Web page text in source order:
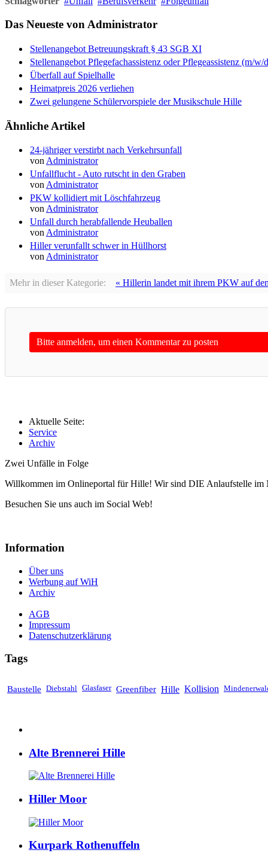
Das Neueste von Administrator
Stellenangebot Betreuungskraft § 43 SGB XI
Stellenangebot Pflegefachassistenz oder Pflegeassistenz (m/w/
Überfall auf Spielhalle
Heimatpreis 2026 verliehen
Zwei gelungene Schülervorspiele der Musikschule Hille
Ähnliche Artikel
24-jähriger verstirbt nach Verkehrsunfall
von Administrator
Unfallflucht - Auto rutscht in den Graben
von Administrator
PKW kollidiert mit Löschfahrzeug
von Administrator
Unfall durch herabfallende Heuballen
von Administrator
Hiller verunfallt schwer in Hüllhorst
von Administrator
Mehr in dieser Kategorie: « Hillerin landet mit ihrem PKW auf
Bitte anmelden, um einen Kommentar zu posten
Aktuelle Seite:
Service
Archiv
Zwei Unfälle in Folge
Willkommen im Onlineportal für Hille! Wir sind DIE Anlaufstelle im
Besuchen Sie uns auch im Social Web!
Information
Über uns
Werbung auf WiH
Archiv
AGB
Impressum
Datenschutzerklärung
Tags
Baustelle Diebstahl Glasfaser Greenfiber Hille Kollision
Alte Brennerei Hille
Hiller Moor
Kurpark Rothenuffeln